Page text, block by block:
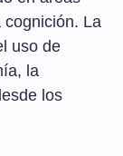
cognición. La
uso de
la
los